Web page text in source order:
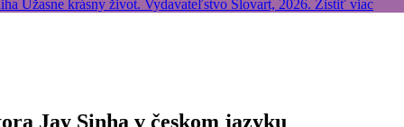
Jay Sinha v českom jazyku